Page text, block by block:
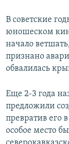
В советские
юношеском
начало
признано
обвалилась
Еще 2-3 года
предложили
превратив его
особое место